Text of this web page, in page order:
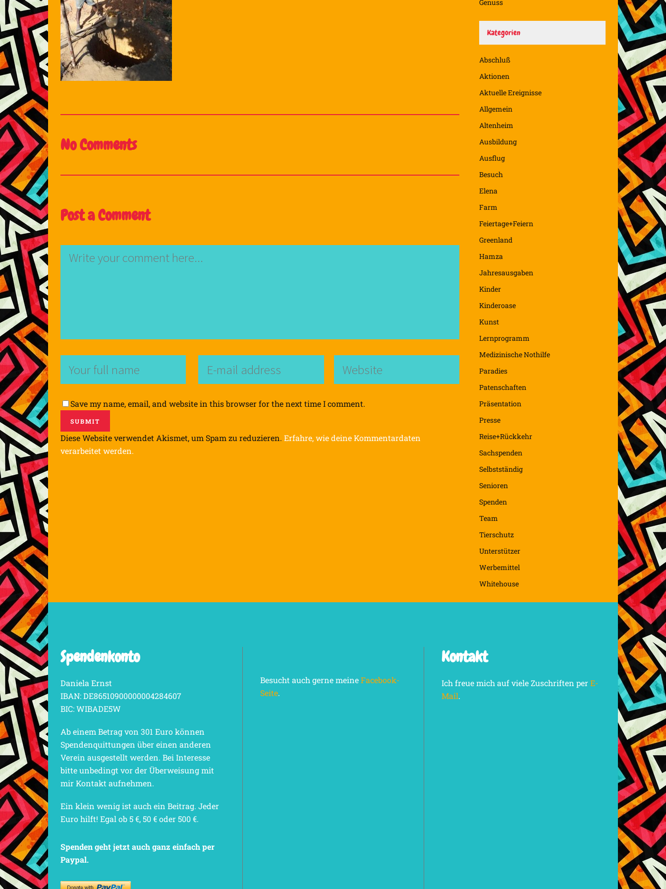
No Comments
Post a Comment
Save my name, email, and website in this browser for the next time I comment.
Diese Website verwendet Akismet, um Spam zu reduzieren. Erfahre, wie deine Kommentardaten
verarbeitet werden.
Genuss
Kategorien
Abschluß
Aktionen
Aktuelle Ereignisse
Allgemein
Altenheim
Ausbildung
Ausflug
Besuch
Elena
Farm
Feiertage+Feiern
Greenland
Hamza
Jahresausgaben
Kinder
Kinderoase
Kunst
Lernprogramm
Medizinische Nothilfe
Paradies
Patenschaften
Präsentation
Presse
Reise+Rückkehr
Sachspenden
Selbstständig
Senioren
Spenden
Team
Tierschutz
Unterstützer
Werbemittel
Whitehouse
Spendenkonto
Daniela Ernst
IBAN: DE86510900000004284607
BIC: WIBADE5W
Ab einem Betrag von 301 Euro können
Spendenquittungen über einen anderen
Verein ausgestellt werden. Bei Interesse
bitte unbedingt vor der Überweisung mit
mir Kontakt aufnehmen.
Ein klein wenig ist auch ein Beitrag. Jeder
Euro hilft! Egal ob 5 €, 50 € oder 500 €.
Spenden geht jetzt auch ganz einfach per
Paypal.
Besucht auch gerne meineFacebook-
Seite.
Kontakt
Ich freue mich auf viele Zuschriften perE-
Mail.